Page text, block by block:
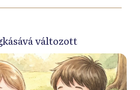
változott